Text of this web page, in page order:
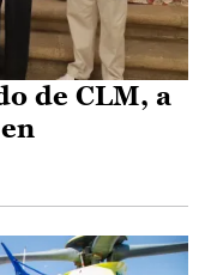
de CLM, a